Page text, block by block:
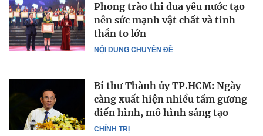
NỘI DUNG CHUYÊN ĐỀ
Phong trào thi đua yêu nước tạo
nên sức mạnh vật chất và tinh
thần to lớn
CHÍNH TRỊ
Bí thư Thành ủy TP.HCM: Ngày
càng xuất hiện nhiều tấm gương
điển hình, mô hình sáng tạo